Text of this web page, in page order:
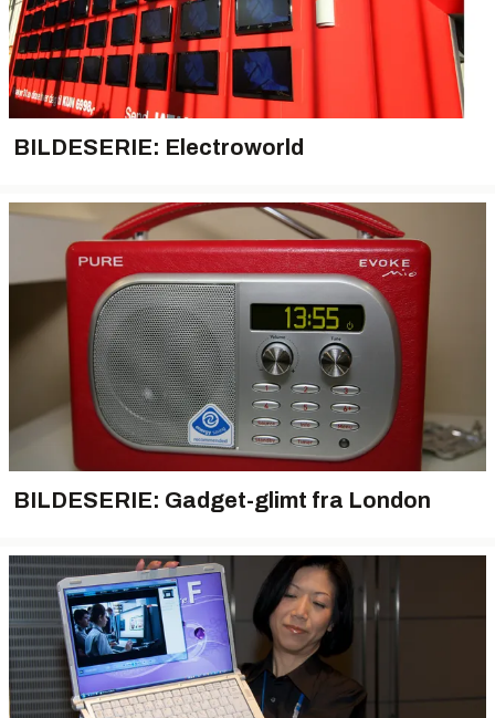
BILDESERIE: Electroworld
BILDESERIE: Gadget-glimt fra London